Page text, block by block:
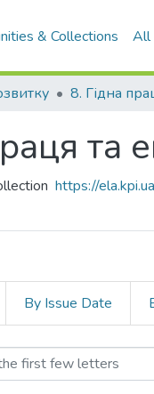
& Collections All
та
https://
By Issue Date
праця